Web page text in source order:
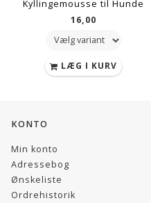
Kyllingemousse til Hunde
16,00
LÆG I KURV
KONTO
Min konto
Adressebog
Ønskeliste
Ordrehistorik